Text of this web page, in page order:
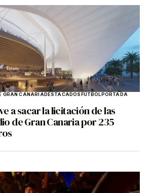
GRAN CANARIADESTACADOSFÚTBOLPORTADA
a sacar la licitación de las
de Gran Canaria por 235